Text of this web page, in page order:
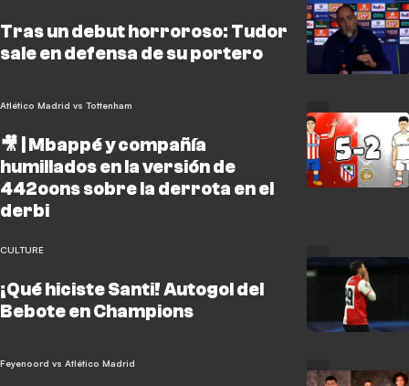
Tras un debut horroroso: Tudor
sale en defensa de su portero
Atlético Madrid vs Tottenham
🎥 | Mbappé y compañía
humillados en la versión de
442oons sobre la derrota en el
derbi
CULTURE
¡Qué hiciste Santi! Autogol del
Bebote en Champions
Feyenoord vs Atlético Madrid